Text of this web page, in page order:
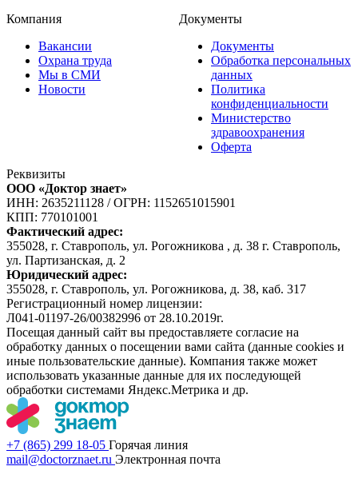
Компания
Вакансии
Охрана труда
Мы в СМИ
Новости
Документы
Документы
Обработка персональных
данных
Политика
конфиденциальности
Министерство
здравоохранения
Оферта
Реквизиты
ООО «Доктор знает»
ИНН: 2635211128 /ОГРН: 1152651015901
КПП: 770101001
Фактический адрес:
355028, г. Ставрополь, ул. Рогожникова , д. 38 г. Ставрополь,
ул. Партизанская, д. 2
Юридический адрес:
355028, г. Ставрополь, ул. Рогожникова, д. 38, каб. 317
Регистрационный номер лицензии:
Л041-01197-26/00382996 от 28.10.2019г.
Посещая данный сайт вы предоставляете согласие на
обработку данных о посещении вами сайта (данные cookies и
иные пользовательские данные). Компания также может
использовать указанные данные для их последующей
обработки системами Яндекс.Метрика и др.
+7 (865) 299 18-05 Горячая линия
mail@doctorznaet.ru Электронная почта